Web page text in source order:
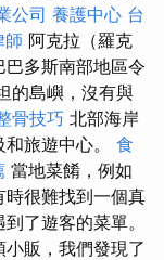
公司 養護中心 台
師 阿克拉（羅克
多斯南部地區令
的島嶼，沒有與
骨技巧 北部海岸
旅遊中心。 食
當地菜餚，例如
很難找到一個真
了遊客的菜單。
販，我們發現了